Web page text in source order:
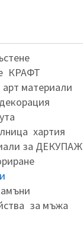
КРАФТ
арт материали
хартия
за ДЕКУПАЖ
за мъжа